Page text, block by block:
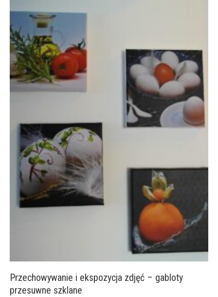
Przechowywanie i ekspozycja zdjęć – gabloty
przesuwne szklane